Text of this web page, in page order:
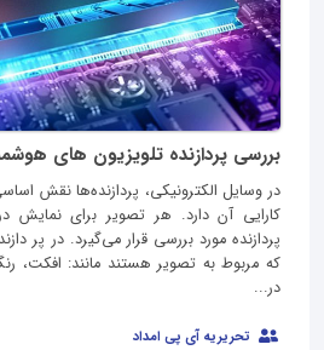
بررسی پردازنده تلویزیون های
در وسایل الکترونیکی، پردازنده‌ها نقش
کارایی آن دارد. هر تصویر برای نمایش
پردازنده مورد بررسی قرار می‌گیرد. در پر
که مربوط به تصویر هستند مانند: افکت،
در...
تحریریه آی پی امداد